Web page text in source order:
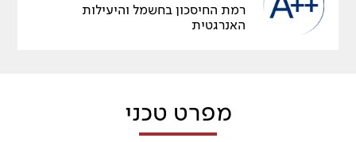
רמת החיסכון בחשמל והיעילות
האנרגטית
מפרט טכני